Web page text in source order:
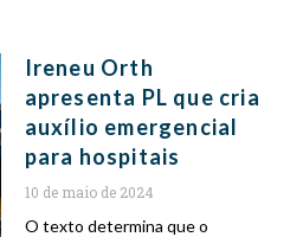
Ireneu Orth
apresenta PL que cria
auxílio emergencial
para hospitais
10 de maio de 2024
O texto determina que o